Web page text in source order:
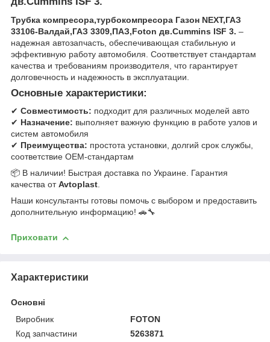
Трубка компресора,турбокомпресора Газон NEXT,ГАЗ
33106-Валдай,ГАЗ 3309,ПАЗ,Foton дв.Cummins ISF 3. –
надежная автозапчасть, обеспечивающая стабильную и
эффективную работу автомобиля. Соответствует стандартам
качества и требованиям производителя, что гарантирует
долговечность и надежность в эксплуатации.
Основные характеристики:
✔ Совместимость: подходит для различных моделей авто
✔ Назначение: выполняет важную функцию в работе узлов и
систем автомобиля
✔ Преимущества: простота установки, долгий срок службы,
соответствие OEM-стандартам
📦 В наличии! Быстрая доставка по Украине. Гарантия
качества отAvtoplast.
Наши консультанты готовы помочь с выбором и предоставить
дополнительную информацию! 🚗🔧
Приховати
Характеристики
Основні
Виробник
FOTON
Код запчастини
5263871